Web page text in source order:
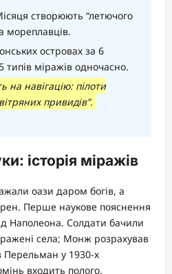
створюють “летючого
мореплавців.
островах за 6
типів міражів одночасно.
на навігацію: пілоти
привидів”.
історія міражів
оази даром богів, а
Перше наукове пояснення
Наполеона. Солдати бачили
села; Монж розрахував
Перельман у 1930-х
входить полого,